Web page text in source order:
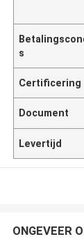
s
Certificering
Document
Levertijd
ONGEVEER